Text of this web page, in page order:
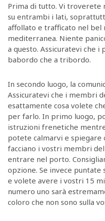
Prima di tutto. Vi troverete
su entrambi i lati,
affollato e trafficato nel bel
mediterranea. Niente
a questo. Assicuratevi che
babordo che a tribordo.
In secondo luogo, la
Assicuratevi che i membri
esattamente cosa volete
per farlo. In primo luogo,
istruzioni frenetiche
potete calmarvi e spiegare
facciano i vostri membri
entrare nel porto.
opzione. Se invece
e volete avere i vostri 15
numero uno sarà
coloro che non sono sulla